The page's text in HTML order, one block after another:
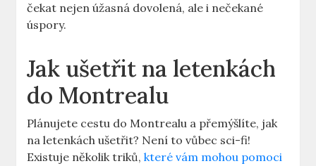
čekat nejen úžasná dovolená, ale i nečekané
úspory.
Jak ušetřit na letenkách
do Montrealu
Plánujete cestu do Montrealu a přemýšlíte, jak
na letenkách ušetřit? Není to vůbec sci-fi!
Existuje několik triků,které vám mohou pomoci